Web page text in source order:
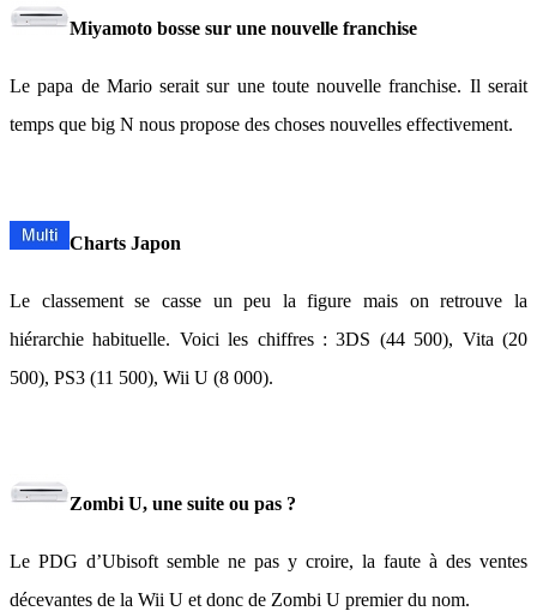
Miyamoto bosse sur une nouvelle franchise
Le papa de Mario serait sur une toute nouvelle franchise. Il serait
temps que big N nous propose des choses nouvelles effectivement.
Charts Japon
Le classement se casse un peu la figure mais on retrouve la
hiérarchie habituelle. Voici les chiffres : 3DS (44 500), Vita (20
500), PS3 (11 500), Wii U (8 000).
Zombi U, une suite ou pas ?
Le PDG d’Ubisoft semble ne pas y croire, la faute à des ventes
décevantes de la Wii U et donc de Zombi U premier du nom.